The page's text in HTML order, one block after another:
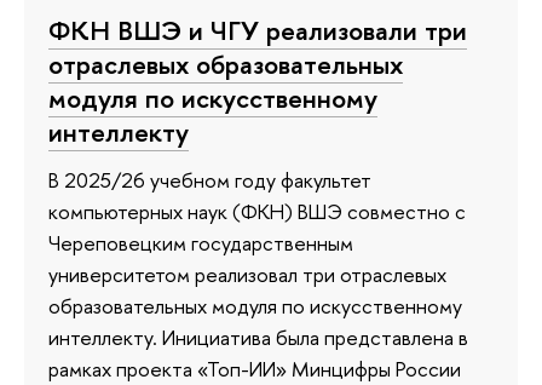
ФКН ВШЭ и ЧГУ реализовали три
отраслевых образовательных
модуля по искусственному
интеллекту
В 2025/26 учебном году факультет
компьютерных наук (ФКН) ВШЭ совместно с
Череповецким государственным
университетом реализовал три отраслевых
образовательных модуля по искусственному
интеллекту. Инициатива была представлена в
рамках проекта «Топ-ИИ» Минцифры России